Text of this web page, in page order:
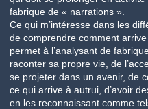
fabrique de « narrations ».
Ce qui m’intéresse dans les
de comprendre comment
permet à l’analysant de
raconter sa propre vie, de
se projeter dans un avenir, de
ce qui arrive à autrui, d’avoir
en les reconnaissant comme